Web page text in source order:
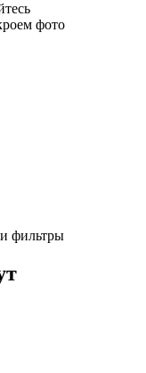
фото
фильтры